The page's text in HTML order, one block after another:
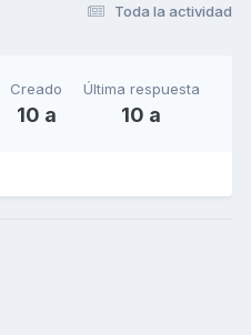
Toda la actividad
Creado
10 a
Última respuesta
10 a